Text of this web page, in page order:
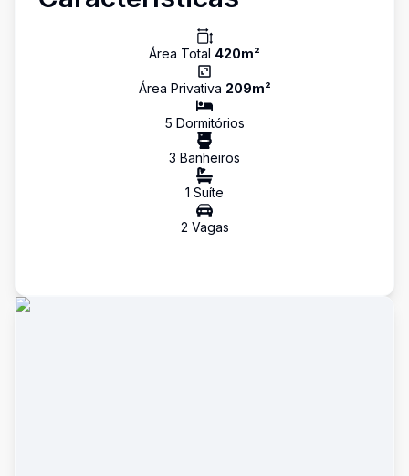
Área Total 420m²
Área Privativa 209m²
5 Dormitórios
3 Banheiros
1 Suíte
2 Vagas